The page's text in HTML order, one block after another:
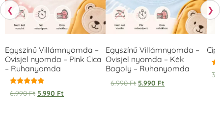
❮
Egyszínű Villámnyomda –
Ovisjel nyomda – Pink Cica
– Ruhanyomda
Értékelés:
5.00
6.990Ft 5.990 Ft
Egyszínű Villámnyomda –
Ovisjel nyomda – Kék
Bagoly – Ruhanyomda
6.990Ft 5.990 Ft
❯